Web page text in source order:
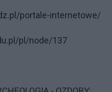
portale-internetowe/
pl/node/137